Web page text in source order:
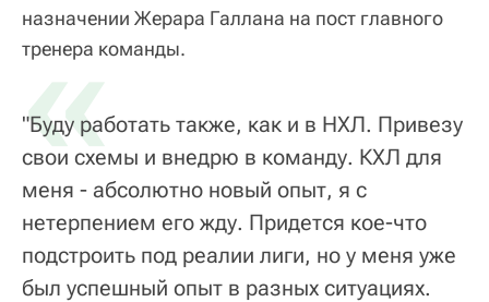
назначении Жерара Галлана на пост главного
тренера команды.
«
"Буду работать также, как и в НХЛ. Привезу
свои схемы и внедрю в команду. КХЛ для
меня - абсолютно новый опыт, я с
нетерпением его жду. Придется кое-что
подстроить под реалии лиги, но у меня уже
был успешный опыт в разных ситуациях.